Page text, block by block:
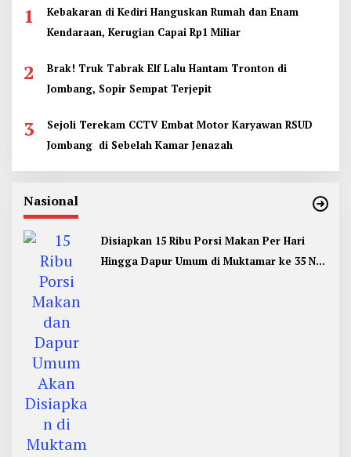
1
Kebakaran di Kediri Hanguskan Rumah dan Enam
Kendaraan, Kerugian Capai Rp1 Miliar
2
Brak! Truk Tabrak Elf Lalu Hantam Tronton di
Jombang, Sopir Sempat Terjepit
3
Sejoli Terekam CCTV Embat Motor Karyawan RSUD
Jombang di Sebelah Kamar Jenazah
Nasional
Disiapkan 15 Ribu Porsi Makan Per Hari
Hingga Dapur Umum di Muktamar ke 35 NU